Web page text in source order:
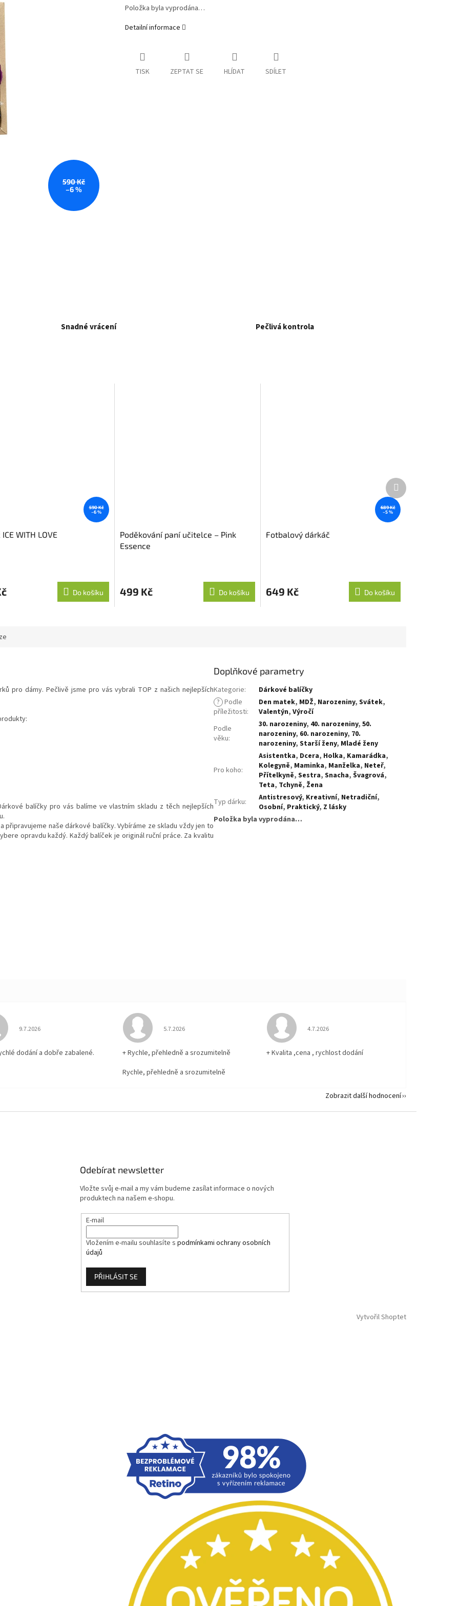
590 Kč
–6 %
Položka byla vyprodána…
Detailní informace
TISK ZEPTAT SE HLÍDAT SDÍLET
Snadné vrácení Pečlivá kontrola
590 Kč
–6 %
WITH LOVE
Do košíku
Poděkování paní učitelce – Pink
Essence
499 Kč Do košíku
689 Kč
–5 %
Fotbalový dárkáč
649 Kč Do košíku
Další
produkt
pro dámy. Pečlivě jsme pro vás vybrali TOP z našich nejlepších
balíčky pro vás balíme ve vlastním skladu z těch nejlepších
připravujeme naše dárkové balíčky. Vybíráme ze skladu vždy jen to
opravdu každý. Každý balíček je originál ruční práce. Za kvalitu
Doplňkové parametry
Kategorie:
Dárkové balíčky
? Podle
příležitosti:
Den matek, MDŽ, Narozeniny,Svátek,
Valentýn,Výročí
Podle
věku:
30. narozeniny, 40. narozeniny,50.
narozeniny, 60. narozeniny, 70.
narozeniny,Starší ženy, Mladé ženy
Pro koho:
Asistentka, Dcera, Holka, Kamarádka,
Kolegyně, Maminka, Manželka, Neteř,
Přítelkyně,Sestra,Snacha,Švagrová,
Teta, Tchyně, Žena
Typ dárku: Antistresový, Kreativní, Netradiční,
Osobní, Praktický, Z lásky
Položka byla vyprodána…
Hodnocení obchodu je 5 z 5 hvězdiček.
9.7.2026
dodání a dobře zabalené.
Hodnocení obchodu je 5 z 5 hvězdiček.
5.7.2026
+ Rychle, přehledně a srozumitelně
Rychle, přehledně a srozumitelně
Hodnocení obchodu je 5 z 5 hvězdiček.
4.7.2026
+ Kvalita ,cena , rychlost dodání
Zobrazit další hodnocení
Odebírat newsletter
Vložte svůj e-mail a my vám budeme zasílat informace o nových
produktech na našem e-shopu.
E-mail
Vložením e-mailu souhlasíte s podmínkami ochrany osobních
údajů
PŘIHLÁSIT SE
Vytvořil Shoptet